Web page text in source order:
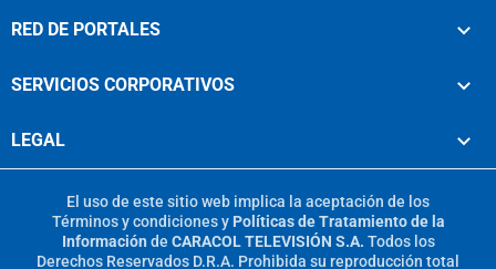
RED DE PORTALES
SERVICIOS CORPORATIVOS
LEGAL
El uso de este sitio web implica la aceptación de los
Términos y condicionesy Políticas de Tratamiento de la
Información de CARACOL TELEVISIÓN S.A. Todos los
Derechos Reservados D.R.A. Prohibida su reproducción total